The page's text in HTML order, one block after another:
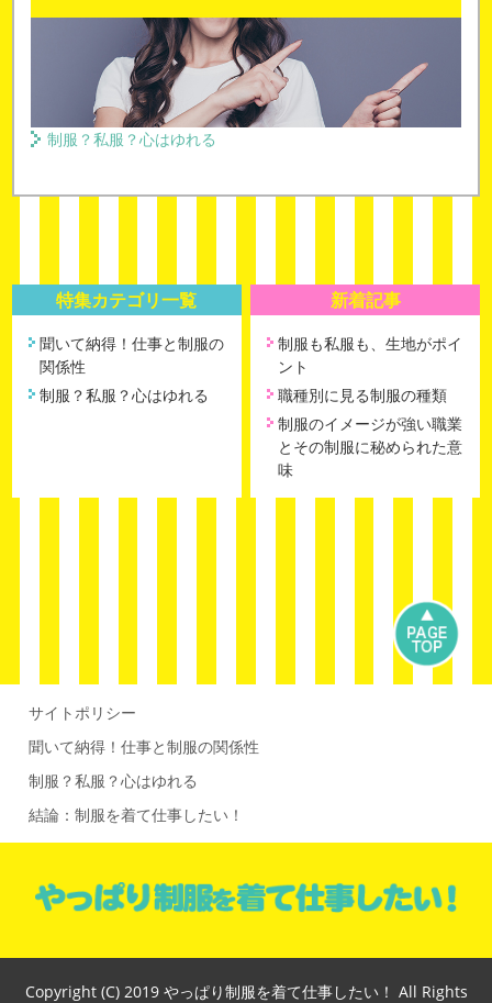
制服？私服？心はゆれる
特集カテゴリ一覧
聞いて納得！仕事と制服の
関係性
制服？私服？心はゆれる
新着記事
制服も私服も、生地がポイ
ント
職種別に見る制服の種類
制服のイメージが強い職業
とその制服に秘められた意
味
サイトポリシー
聞いて納得！仕事と制服の関係性
制服？私服？心はゆれる
結論：制服を着て仕事したい！
Copyright (C) 2019 やっぱり制服を着て仕事したい！ All Rights